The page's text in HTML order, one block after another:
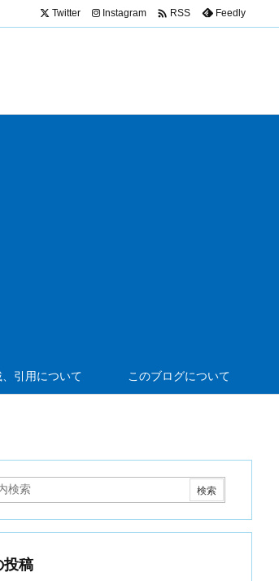
引用について このブログについて
Twitter Instagram  RSS Feedly
投稿